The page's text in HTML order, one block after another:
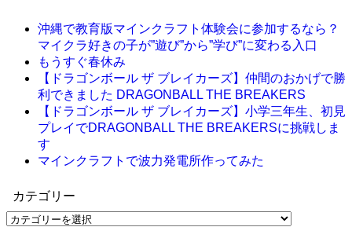
沖縄で教育版マインクラフト体験会に参加するなら？
マイクラ好きの子が”遊び”から”学び”に変わる入口
もうすぐ春休み
【ドラゴンボール ザ ブレイカーズ】仲間のおかげで勝
利できました DRAGONBALL THE BREAKERS
【ドラゴンボール ザ ブレイカーズ】小学三年生、初見
プレイでDRAGONBALL THE BREAKERSに挑戦しま
す
マインクラフトで波力発電所作ってみた
カテゴリー
カ